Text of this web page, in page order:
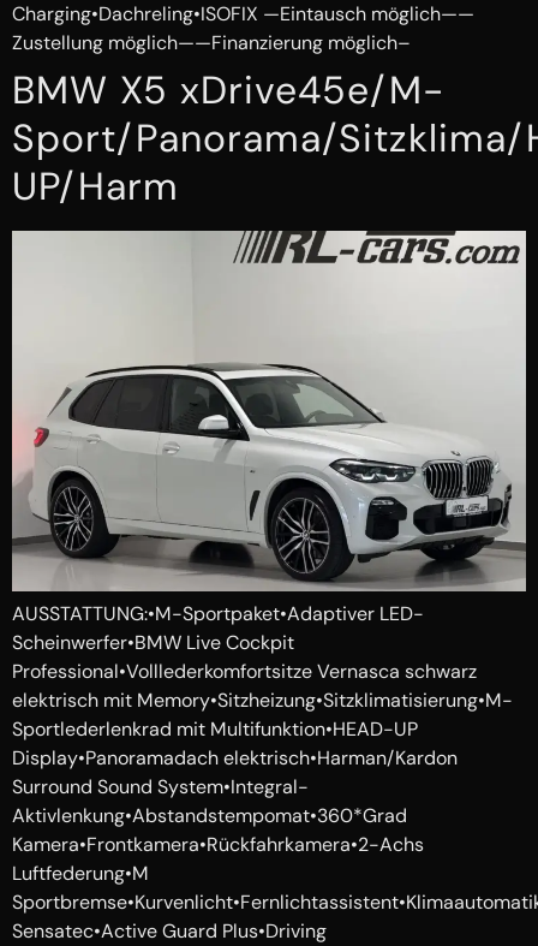
Charging•Dachreling•ISOFIX —Eintausch möglich——
Zustellung möglich——Finanzierung möglich–
BMW X5 xDrive45e/M-
Sport/Panorama/Sitzklima/
UP/Harm
AUSSTATTUNG:•M-Sportpaket•Adaptiver LED-
Scheinwerfer•BMW Live Cockpit
Professional•Volllederkomfortsitze Vernasca schwarz
elektrisch mit Memory•Sitzheizung•Sitzklimatisierung•M-
Sportlederlenkrad mit Multifunktion•HEAD-UP
Display•Panoramadach elektrisch•Harman/Kardon
Surround Sound System•Integral-
Aktivlenkung•Abstandstempomat•360*Grad
Kamera•Frontkamera•Rückfahrkamera•2-Achs
Luftfederung•M
Sensatec•Active Guard Plus•Driving